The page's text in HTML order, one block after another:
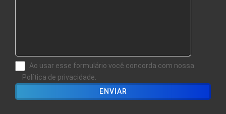
Ao usar esse formulário você concorda com nossa
Política de privacidade.